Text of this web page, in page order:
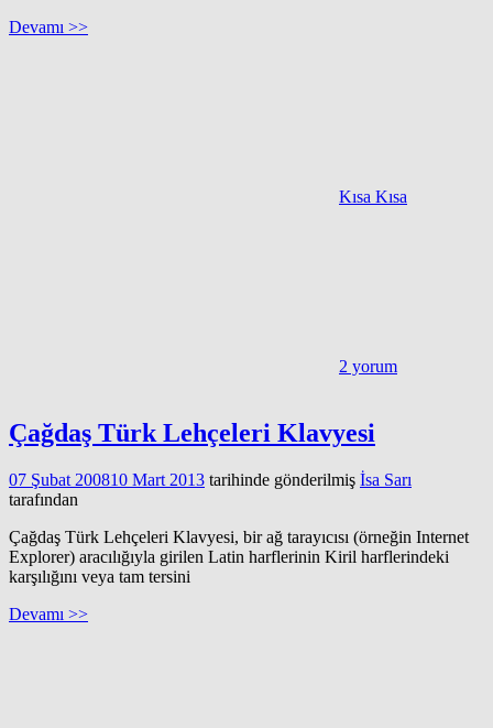
Devamı >>
Kısa Kısa
2 yorum
Çağdaş Türk Lehçeleri Klavyesi
07 Şubat 200810 Mart 2013 tarihinde gönderilmiş İsa Sarı
tarafından
Çağdaş Türk Lehçeleri Klavyesi, bir ağ tarayıcısı (örneğin Internet
Explorer) aracılığıyla girilen Latin harflerinin Kiril harflerindeki
karşılığını veya tam tersini
Devamı >>